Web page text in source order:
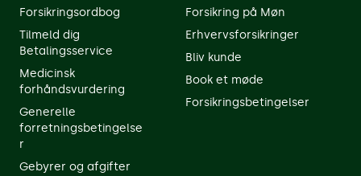
Forsikringsordbog
Tilmeld dig
Betalingsservice
Medicinsk
forhåndsvurdering
Generelle
forretningsbetingelse
r
Gebyrer og afgifter
Forsikring på Møn
Erhvervsforsikringer
Bliv kunde
Book et møde
Forsikringsbetingelser